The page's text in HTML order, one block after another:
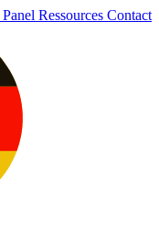
Panel Ressources Contact